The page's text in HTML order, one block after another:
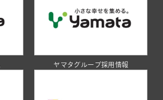
ヤマタグループ採用情報